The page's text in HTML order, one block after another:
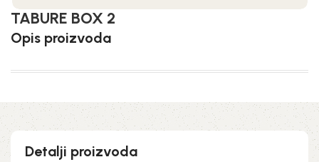
TABURE BOX 2
Opis proizvoda
Detalji proizvoda